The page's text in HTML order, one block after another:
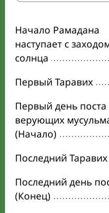
Начало Рамадана
наступает с
солнца
Первый Таравих
Первый день поста
верующих
(Начало)
Последний Таравих
Последний день
(Конец)